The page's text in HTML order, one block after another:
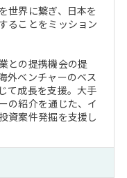
世界に繋ぎ、日本を
ることをミッション
との提携機会の提
外ベンチャーのベス
て成長を支援。大手
の紹介を通じた、イ
資案件発掘を支援し